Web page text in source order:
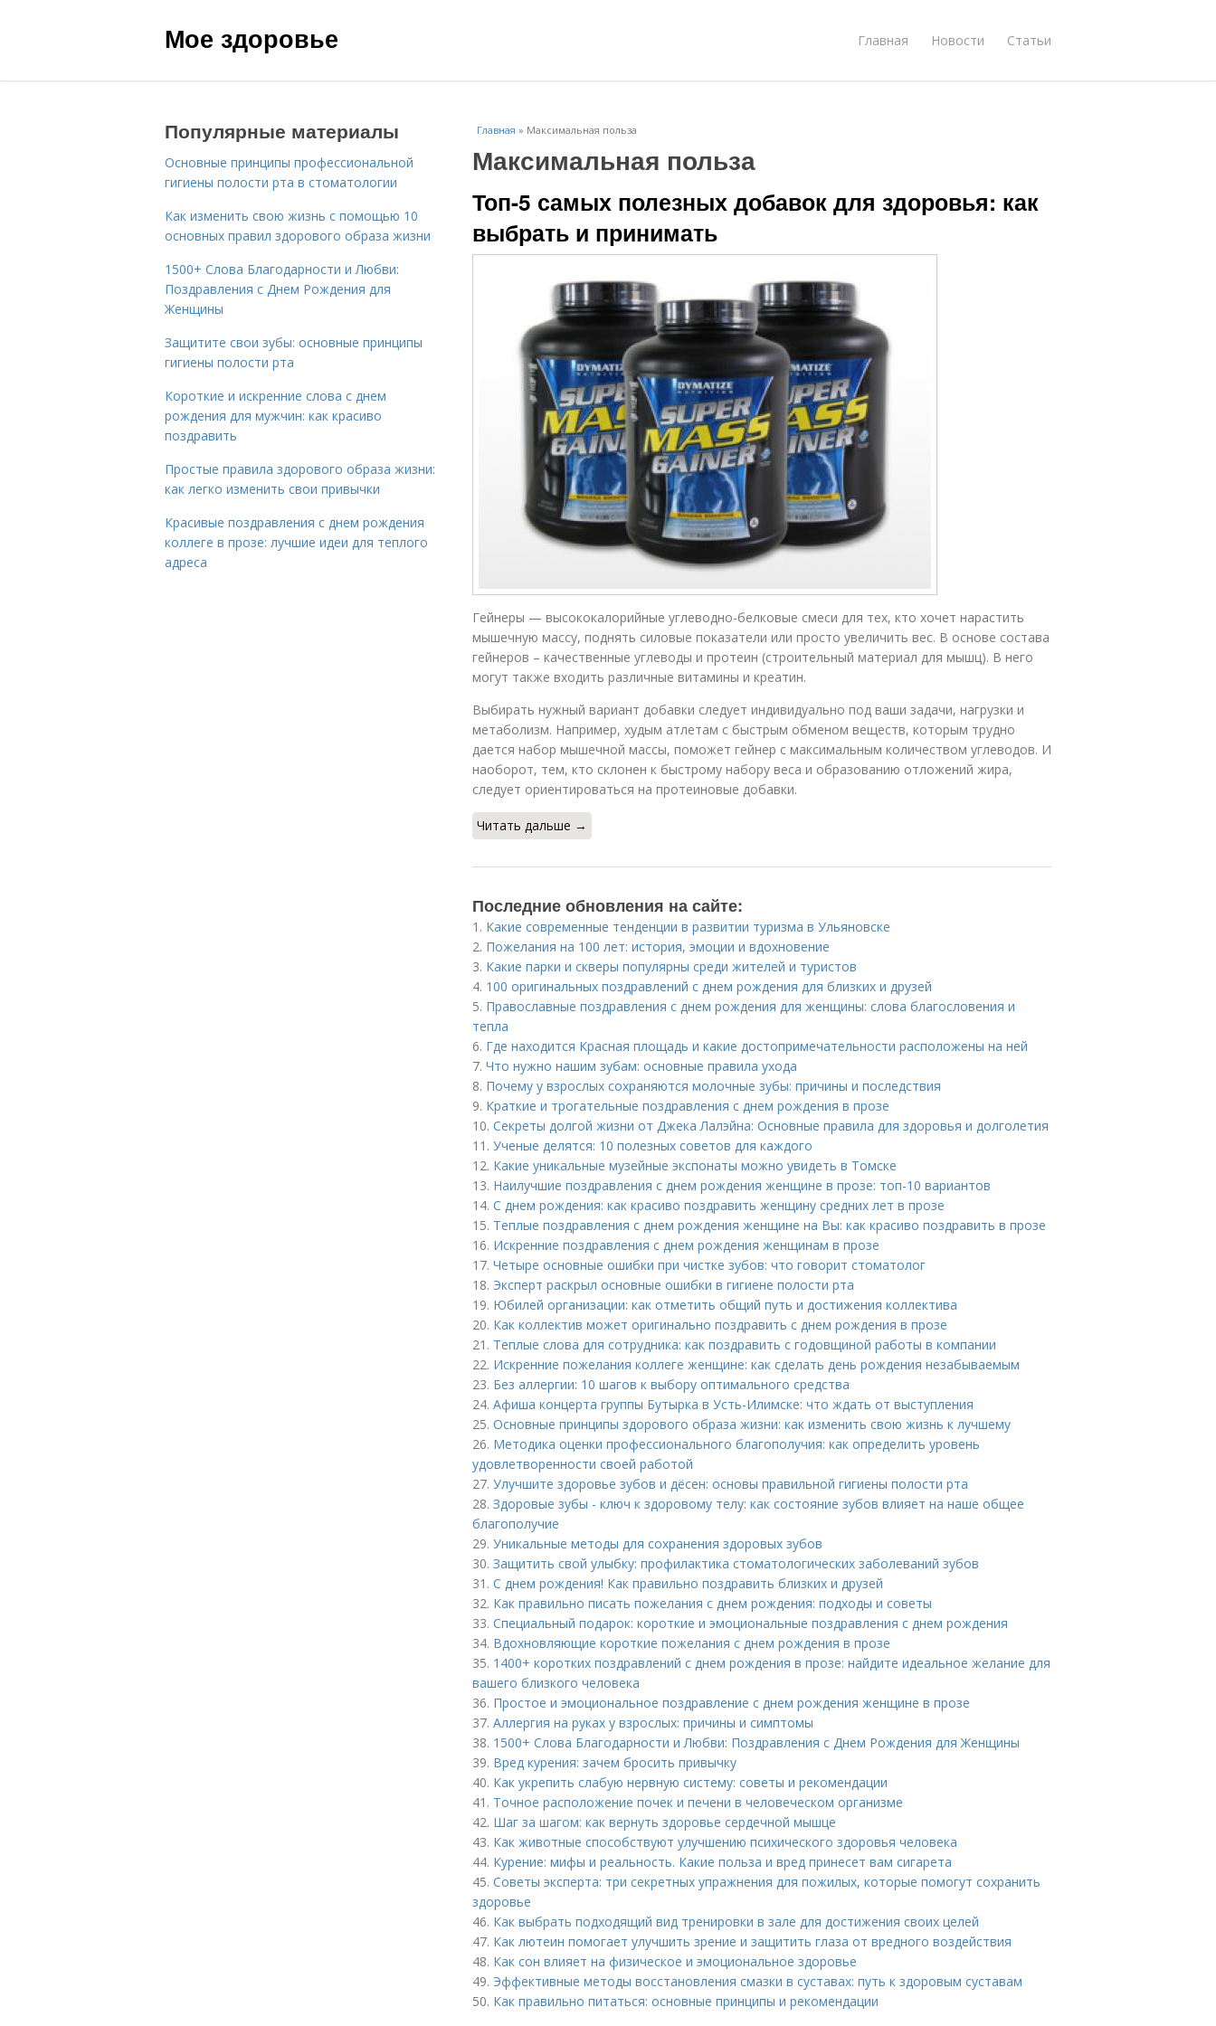
Мое здоровье Главная Новости Статьи
Главная » Максимальная польза
Максимальная польза
Топ-5 самых полезных добавок для здоровья: как
выбрать и принимать
Гейнеры — высококалорийные углеводно-белковые смеси для тех, кто хочет нарастить
мышечную массу, поднять силовые показатели или просто увеличить вес. В основе состава
гейнеров – качественные углеводы и протеин (строительный материал для мышц). В него
могут также входить различные витамины и креатин.
Выбирать нужный вариант добавки следует индивидуально под ваши задачи, нагрузки и
метаболизм. Например, худым атлетам с быстрым обменом веществ, которым трудно
дается набор мышечной массы, поможет гейнер с максимальным количеством углеводов. И
наоборот, тем, кто склонен к быстрому набору веса и образованию отложений жира,
следует ориентироваться на протеиновые добавки.
Читать дальше →
Последние обновления на сайте:
1. Какие современные тенденции в развитии туризма в Ульяновске
2. Пожелания на 100 лет: история, эмоции и вдохновение
3. Какие парки и скверы популярны среди жителей и туристов
4. 100 оригинальных поздравлений с днем рождения для близких и друзей
5. Православные поздравления с днем рождения для женщины: слова благословения и
тепла
6. Где находится Красная площадь и какие достопримечательности расположены на ней
7. Что нужно нашим зубам: основные правила ухода
8. Почему у взрослых сохраняются молочные зубы: причины и последствия
9. Краткие и трогательные поздравления с днем рождения в прозе
10. Секреты долгой жизни от Джека Лалэйна: Основные правила для здоровья и долголетия
11. Ученые делятся: 10 полезных советов для каждого
12. Какие уникальные музейные экспонаты можно увидеть в Томске
13. Наилучшие поздравления с днем рождения женщине в прозе: топ-10 вариантов
14. С днем рождения: как красиво поздравить женщину средних лет в прозе
15. Теплые поздравления с днем рождения женщине на Вы: как красиво поздравить в прозе
16. Искренние поздравления с днем рождения женщинам в прозе
17. Четыре основные ошибки при чистке зубов: что говорит стоматолог
18. Эксперт раскрыл основные ошибки в гигиене полости рта
19. Юбилей организации: как отметить общий путь и достижения коллектива
20. Как коллектив может оригинально поздравить с днем рождения в прозе
21. Теплые слова для сотрудника: как поздравить с годовщиной работы в компании
22. Искренние пожелания коллеге женщине: как сделать день рождения незабываемым
23. Без аллергии: 10 шагов к выбору оптимального средства
24. Афиша концерта группы Бутырка в Усть-Илимске: что ждать от выступления
25. Основные принципы здорового образа жизни: как изменить свою жизнь к лучшему
26. Методика оценки профессионального благополучия: как определить уровень
удовлетворенности своей работой
27. Улучшите здоровье зубов и дёсен: основы правильной гигиены полости рта
28. Здоровые зубы - ключ к здоровому телу: как состояние зубов влияет на наше общее
благополучие
29. Уникальные методы для сохранения здоровых зубов
30. Защитить свой улыбку: профилактика стоматологических заболеваний зубов
31. С днем рождения! Как правильно поздравить близких и друзей
32. Как правильно писать пожелания с днем рождения: подходы и советы
33. Специальный подарок: короткие и эмоциональные поздравления с днем рождения
34. Вдохновляющие короткие пожелания с днем рождения в прозе
35. 1400+ коротких поздравлений с днем рождения в прозе: найдите идеальное желание для
вашего близкого человека
36. Простое и эмоциональное поздравление с днем рождения женщине в прозе
37. Аллергия на руках у взрослых: причины и симптомы
38. 1500+ Слова Благодарности и Любви: Поздравления с Днем Рождения для Женщины
39. Вред курения: зачем бросить привычку
40. Как укрепить слабую нервную систему: советы и рекомендации
41. Точное расположение почек и печени в человеческом организме
42. Шаг за шагом: как вернуть здоровье сердечной мышце
43. Как животные способствуют улучшению психического здоровья человека
44. Курение: мифы и реальность. Какие польза и вред принесет вам сигарета
45. Советы эксперта: три секретных упражнения для пожилых, которые помогут сохранить
здоровье
46. Как выбрать подходящий вид тренировки в зале для достижения своих целей
47. Как лютеин помогает улучшить зрение и защитить глаза от вредного воздействия
48. Как сон влияет на физическое и эмоциональное здоровье
49. Эффективные методы восстановления смазки в суставах: путь к здоровым суставам
50. Как правильно питаться: основные принципы и рекомендации
Популярные материалы
Основные принципы профессиональной
гигиены полости рта в стоматологии
Как изменить свою жизнь с помощью 10
основных правил здорового образа жизни
1500+ Слова Благодарности и Любви:
Поздравления с Днем Рождения для
Женщины
Защитите свои зубы: основные принципы
гигиены полости рта
Короткие и искренние слова с днем
рождения для мужчин: как красиво
поздравить
Простые правила здорового образа жизни:
как легко изменить свои привычки
Красивые поздравления с днем рождения
коллеге в прозе: лучшие идеи для теплого
адреса